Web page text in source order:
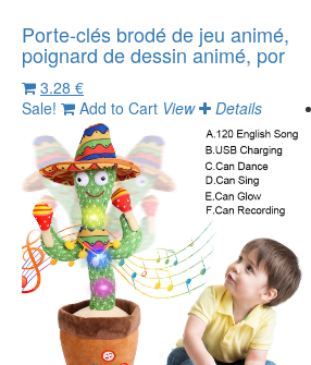
Porte-clés brodé de jeu animé,
poignard de dessin animé, por
3.28 €
Sale! Add to Cart View Details